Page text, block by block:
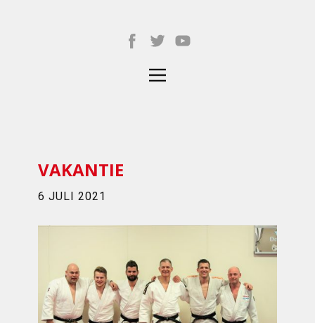
VAKANTIE
6 JULI 2021